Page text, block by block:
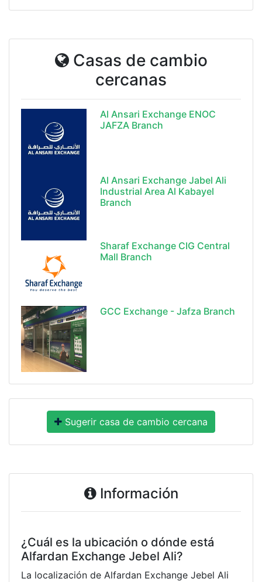
Casas de cambio
cercanas
Al Ansari Exchange ENOC
JAFZA Branch
Al Ansari Exchange Jabel Ali
Industrial Area Al Kabayel
Branch
Sharaf Exchange CIG Central
Mall Branch
GCC Exchange - Jafza Branch
Sugerir casa de cambio cercana
Información
¿Cuál es la ubicación o dónde está
Alfardan Exchange Jebel Ali?
La localización de Alfardan Exchange Jebel Ali